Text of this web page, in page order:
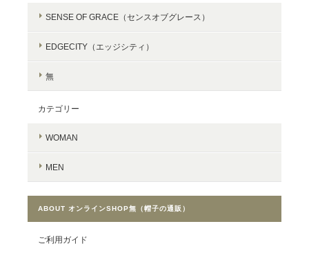
SENSE OF GRACE（センスオブグレース）
EDGECITY（エッジシティ）
無
カテゴリー
WOMAN
MEN
ABOUT オンラインSHOP無（帽子の通販）
ご利用ガイド